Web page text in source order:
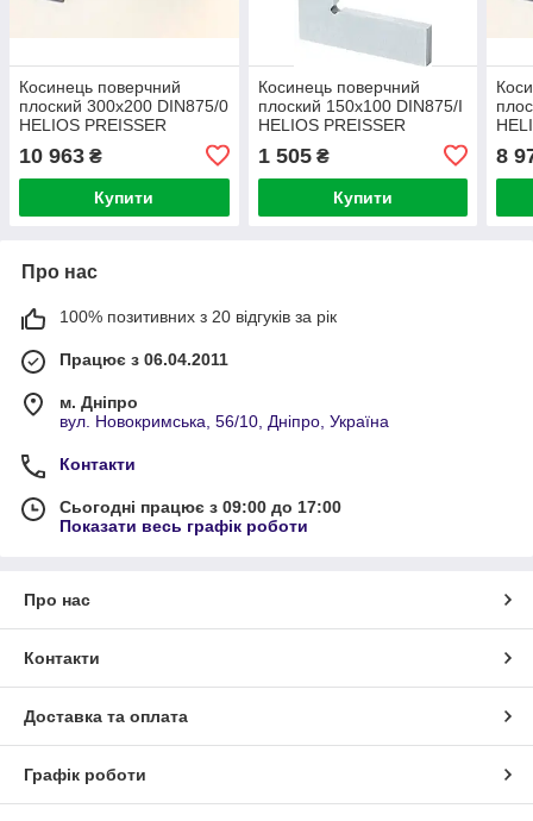
Косинець поверчний
плоский 300х200 DIN875/0
HELIOS PREISSER
10 963 ₴
Купити
Косинець поверчний
плоский 150х100 DIN875/I
HELIOS PREISSER
1 505₴
Купити
8
Про нас
100% позитивних з 20 відгуків за рік
Працює з 06.04.2011
м. Дніпро
вул. Новокримська, 56/10, Дніпро, Україна
Контакти
Сьогодні працює з 09:00 до 17:00
Показати весь графік роботи
Про нас
Контакти
Доставка та оплата
Графік роботи